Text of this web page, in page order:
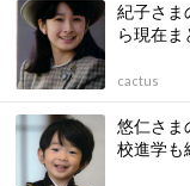
紀子さま
ら現在ま
cactus
悠仁さま
校進学も